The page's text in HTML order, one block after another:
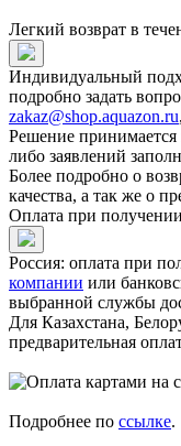
Легкий возврат в
Индивидуальный
подробно задать
zakaz@shop.aquazon.ru
Решение
либо заявлений
Более подробно о
качества, а так же о
Оплата при
Россия: оплата при
компании или
выбранной службы
Для Казахстана,
предварительная
Подробнее по ссылке.